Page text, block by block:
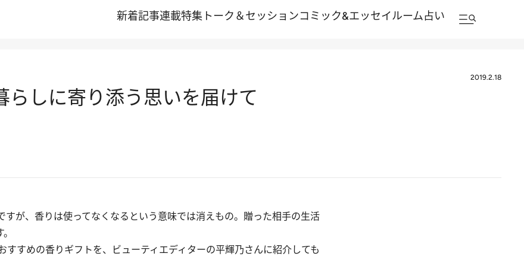
新着記事連載特集 トーク＆セッションコミック&エッセイルーム占い
2019.2.18
らしに寄り添う思いを届けて
が、香りは使ってなくなるという意味では消えもの。贈った相手の生活
すめの香りギフトを、ビューティエディターの平輝乃さんに紹介しても